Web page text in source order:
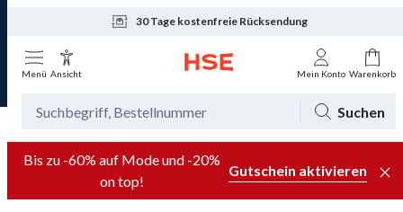
30 Tage kostenfreie Rücksendung
Tagesaktuelle Angebote
Menü Ansicht Mein Konto Warenkorb
Suchen
Bis zu -60% auf Mode und -20%
on top!
Gutschein aktivieren